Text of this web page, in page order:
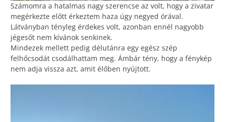
Számomra a hatalmas nagy szerencse az volt, hogy a zivatar
megérkezte előtt érkeztem haza úgy negyed órával.
Látványban tényleg érdekes volt, azonban ennél nagyobb
jégesőt nem kívánok senkinek.
Mindezek mellett pedig délutánra egy egész szép
felhőcsodát csodálhattam meg. Ámbár tény, hogy a fénykép
nem adja vissza azt, amit élőben nyújtott.